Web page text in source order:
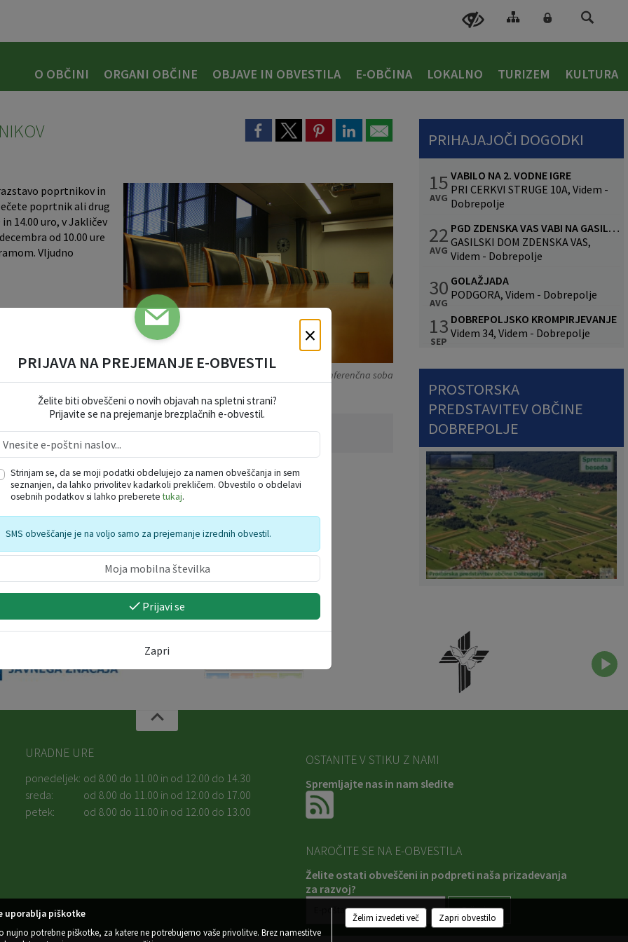
O OBČINI ORGANI OBČINE OBJAVE IN OBVESTILA E-OBČINA LOKALNO TURIZEM KULTURA
Vzorčna fotografija: Konferenčna soba
poprtnikov in
poprtnik ali drug
14.00 uro, v Jakličev
od 10.00 ure
Vljudno
PRIHAJAJOČI DOGODKI
15
AVG
VABILO NA 2. VODNE IGRE
PRI CERKVI STRUGE 10A, Videm -
Dobrepolje
22
AVG
PGD ZDENSKA VAS VABI NA GASILSKO VESELICO S SKUPINO CALYPSO
GASILSKI DOM ZDENSKA VAS,
Videm - Dobrepolje
30
AVG
GOLAŽJADA
PODGORA, Videm - Dobrepolje
13
SEP
DOBREPOLJSKO KROMPIRJEVANJE
Videm 34, Videm - Dobrepolje
PROSTORSKA
PREDSTAVITEV OBČINE
DOBREPOLJE
URADNE URE
ponedeljek: od 8.00 do 11.00 in od 12.00 do 14.30
sreda:
od 8.00 do 11.00 in od 12.00 do 17.00
petek:
od 8.00 do 11.00 in od 12.00 do 13.00
OSTANITE V STIKU Z NAMI
Spremljajte nas in nam sledite
NAROČITE SE NA E-OBVESTILA
Želite ostati obveščeni in podpreti naša prizadevanja
za razvoj?
uporablja piškotke
potrebne piškotke, za katere ne potrebujemo vaše privolitve. Brez namestitve
Želim izvedeti več Zapri obvestilo
×
PRIJAVA NA PREJEMANJE E-OBVESTIL
Želite biti obveščeni o novih objavah na spletni strani?
Prijavite se na prejemanje brezplačnih e-obvestil.
Strinjam se, da se moji podatki obdelujejo za namen obveščanja in sem
seznanjen, da lahko privolitev kadarkoli prekličem. Obvestilo o obdelavi
osebnih podatkov si lahko preberetetukaj.
SMS obveščanje je na voljo samo za prejemanje izrednih obvestil.
Prijavi se
Zapri